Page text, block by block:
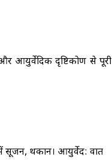
आयुर्वेदिक दृष्टिकोण से पूरी
सूजन, थकान। आयुर्वेद: वात